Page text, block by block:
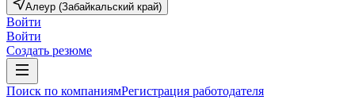
Алеур (Забайкальский край)
Войти
Войти
Создать резюме
Поиск по компаниямРегистрация работодателя